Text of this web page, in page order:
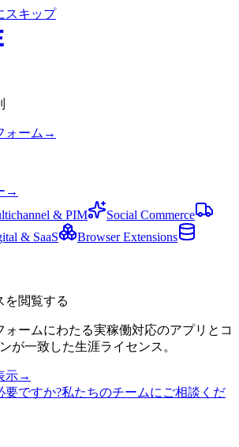
スキップ
ォーム →
→
& PIM
Social Commerce
& SaaS
Browser Extensions
を閲覧する
ォームにわたる実稼働対応のアプリとコ
が一致した生涯ライセンス。
示→
要ですか?私たちのチームにご相談くだ